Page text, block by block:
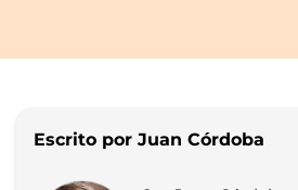
Escrito por Juan Córdoba